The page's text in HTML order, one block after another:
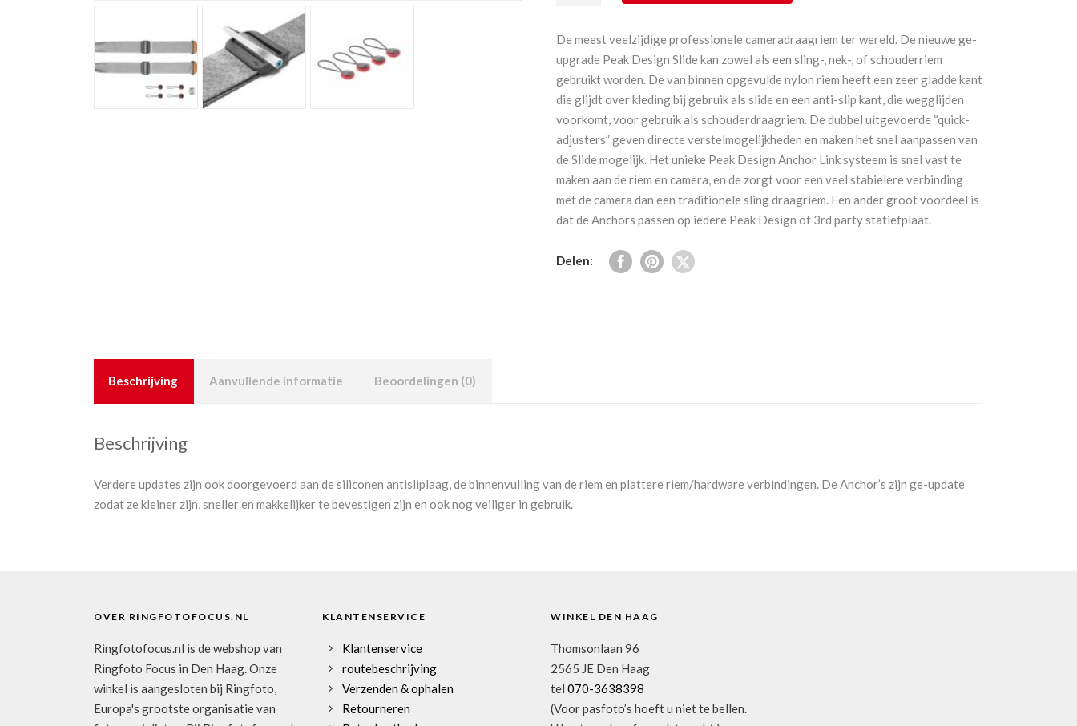
Ash
De meest veelzijdige professionele cameradraagriem ter wereld. De nieuwe ge-
upgrade Peak Design Slide kan zowel als een sling-, nek-, of schouderriem
gebruikt worden. De van binnen opgevulde nylon riem heeft een zeer gladde kant
die glijdt over kleding bij gebruik als slide en een anti-slip kant, die wegglijden
voorkomt, voor gebruik als schouderdraagriem. De dubbel uitgevoerde “quick-
adjusters” geven directe verstelmogelijkheden en maken het snel aanpassen van
de Slide mogelijk. Het unieke Peak Design Anchor Link systeem is snel vast te
maken aan de riem en camera, en de zorgt voor een veel stabielere verbinding
met de camera dan een traditionele sling draagriem. Een ander groot voordeel is
dat de Anchors passen op iedere Peak Design of 3rd party statiefplaat.
Delen:
Beschrijving Aanvullende informatie Beoordelingen (0)
Beschrijving
Verdere updates zijn ook doorgevoerd aan de siliconen antisliplaag, de binnenvulling van de riem en plattere riem/hardware verbindingen. De Anchor’s zijn ge-update
zodat ze kleiner zijn, sneller en makkelijker te bevestigen zijn en ook nog veiliger in gebruik.
OVER RINGFOTOFOCUS.NL
Ringfotofocus.nl is de webshop van
Ringfoto Focus in Den Haag. Onze
winkel is aangesloten bij Ringfoto,
Europa's grootste organisatie van
KLANTENSERVICE
Klantenservice
routebeschrijving
Verzenden & ophalen
Retourneren
WINKEL DEN HAAG
Thomsonlaan 96
2565 JE Den Haag
tel 070-3638398
(Voor pasfoto’s hoeft u niet te bellen.